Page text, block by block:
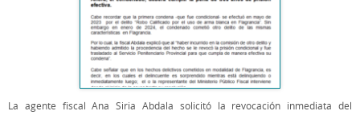
La agente fiscal Ana Siria Abdala solicitó la revocación inmediata del